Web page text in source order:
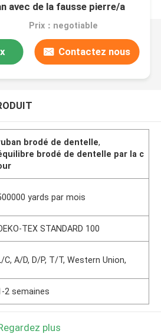
avec de la fausse pierre/a
Prix：negotiable
Contactez nous
brodé de dentelle,
brodé de dentelle par la c
yards par mois
TEX STANDARD 100
C, A/D, D/P, T/T, Western Union,
2 semaines
plus